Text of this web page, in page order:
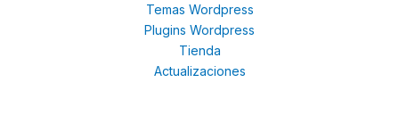
Temas Wordpress
Plugins Wordpress
Tienda
Actualizaciones